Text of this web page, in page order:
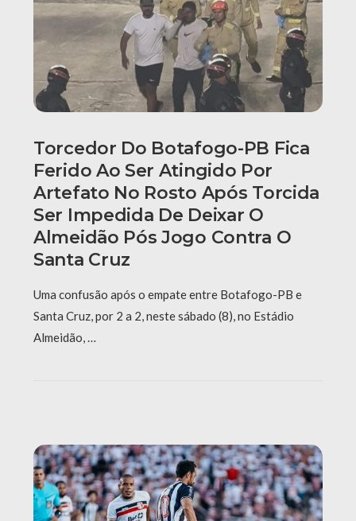
Torcedor Do Botafogo-PB Fica
Ferido Ao Ser Atingido Por
Artefato No Rosto Após Torcida
Ser Impedida De Deixar O
Almeidão Pós Jogo Contra O
Santa Cruz
Uma confusão após o empate entre Botafogo-PB e
Santa Cruz, por 2 a 2, neste sábado (8), no Estádio
Almeidão, …